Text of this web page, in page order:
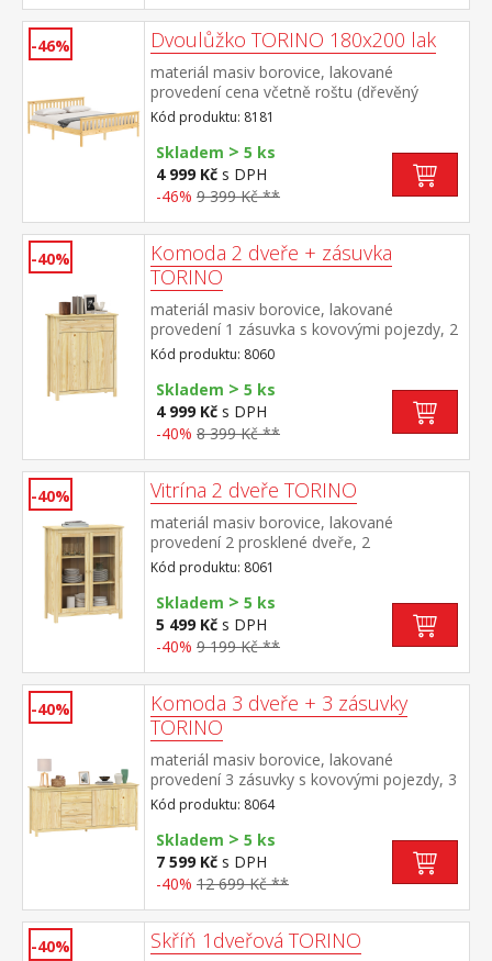
-46% Dvoulůžko TORINO 180x200 lak
materiál masiv borovice, lakované
provedení cena včetně roštu (dřevěný
laťkový) bez matrace doporučený rozměr
matrace 180 × 200 cm nebo 2 kusy 90 ×
200 cm
Kód produktu: 8181
Skladem > 5 ks
4 999 Kč s DPH
-46% 9 399 Kč **
-40%
Komoda 2 dveře + zásuvka
TORINO
materiál masiv borovice, lakované
provedení 1 zásuvka s kovovými pojezdy, 2
plné dveře, 1 police maximální nosnosti
uvedeny v návodu k montáži
Kód produktu: 8060
Skladem > 5 ks
4 999 Kč s DPH
-40% 8 399 Kč **
-40% Vitrína 2 dveře TORINO
materiál masiv borovice, lakované
provedení 2 prosklené dveře, 2
police maximální nosnosti uvedeny v
návodu k montáži
Kód produktu: 8061
Skladem > 5 ks
5 499 Kč s DPH
-40% 9 199 Kč **
-40%
Komoda 3 dveře + 3 zásuvky
TORINO
materiál masiv borovice, lakované
provedení 3 zásuvky s kovovými pojezdy, 3
plné dveře, 2 police maximální nosnosti
uvedeny v návodu k montáži
Kód produktu: 8064
Skladem > 5 ks
7 599 Kč s DPH
-40% 12 699 Kč **
-40% Skříň 1dveřová TORINO